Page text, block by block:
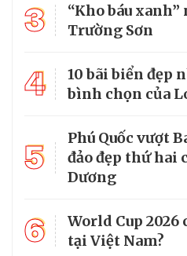
3
“Kho báu
Trường Sơn
4
10 bãi biển đẹp
bình chọn của
5
Phú Quốc vượt
đảo đẹp thứ hai
Dương
6
World Cup
tại Việt Nam?